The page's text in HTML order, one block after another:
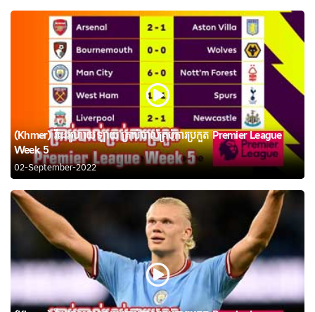
(Khmer) វីដេអូហាយឡាយ គ្រាប់បាល់គ្រប់ការប្រកួត Premier League
Week 5
02-September-2022